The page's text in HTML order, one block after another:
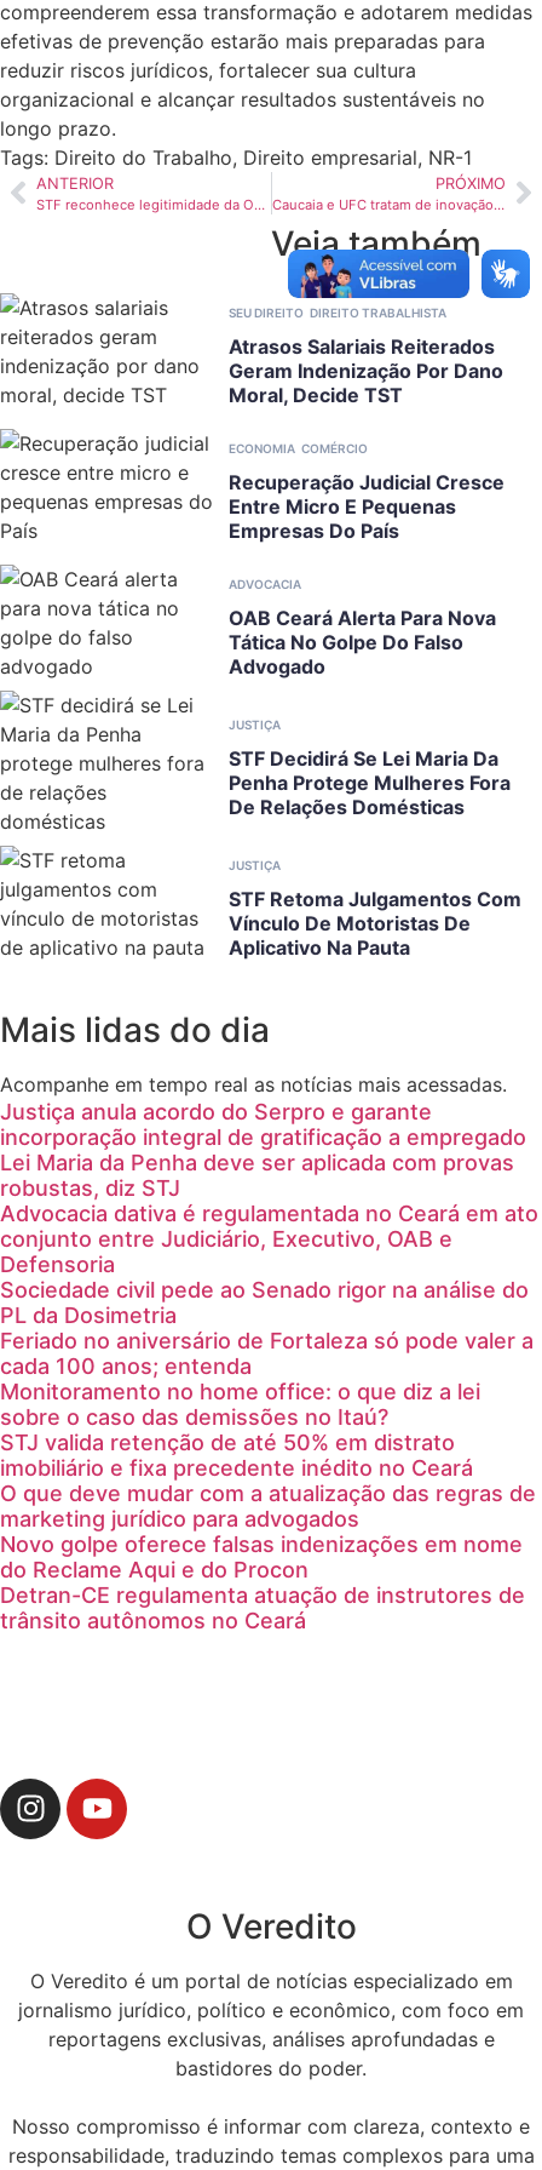
compreenderem essa transformação e adotarem medidas
efetivas de prevenção estarão mais preparadas para
reduzir riscos jurídicos, fortalecer sua cultura
organizacional e alcançar resultados sustentáveis no
longo prazo.
Tags: Direito do Trabalho, Direito empresarial, NR-1
ANTERIOR
STF reconhece legitimidade da OAB Ceará para questionar leis municipais no TJCE
PRÓXIMO
Caucaia e UFC tratam de inovação, tecnolocia e direito digital com Salamanca
Veja também
SEU DIREITO DIREITO TRABALHISTA
Atrasos Salariais Reiterados
Geram Indenização Por Dano
Moral, Decide TST
ECONOMIA COMÉRCIO
Recuperação Judicial Cresce
Entre Micro E Pequenas
Empresas Do País
ADVOCACIA
OAB Ceará Alerta Para Nova
Tática No Golpe Do Falso
Advogado
JUSTIÇA
STF Decidirá Se Lei Maria Da
Penha Protege Mulheres Fora
De Relações Domésticas
JUSTIÇA
STF Retoma Julgamentos Com
Vínculo De Motoristas De
Aplicativo Na Pauta
Mais lidas do dia
Acompanhe em tempo real as notícias mais acessadas.
Justiça anula acordo do Serpro e garante
incorporação integral de gratificação a empregado
Lei Maria da Penha deve ser aplicada com provas
robustas, diz STJ
Advocacia dativa é regulamentada no Ceará em ato
conjunto entre Judiciário, Executivo, OAB e
Defensoria
Sociedade civil pede ao Senado rigor na análise do
PL da Dosimetria
Feriado no aniversário de Fortaleza só pode valer a
cada 100 anos; entenda
Monitoramento no home office: o que diz a lei
sobre o caso das demissões no Itaú?
STJ valida retenção de até 50% em distrato
imobiliário e fixa precedente inédito no Ceará
O que deve mudar com a atualização das regras de
marketing jurídico para advogados
Novo golpe oferece falsas indenizações em nome
do Reclame Aqui e do Procon
Detran-CE regulamenta atuação de instrutores de
trânsito autônomos no Ceará
O Veredito
O Veredito é um portal de notícias especializado em
jornalismo jurídico, político e econômico, com foco em
reportagens exclusivas, análises aprofundadas e
bastidores do poder.
Nosso compromisso é informar com clareza, contexto e
responsabilidade, traduzindo temas complexos para uma